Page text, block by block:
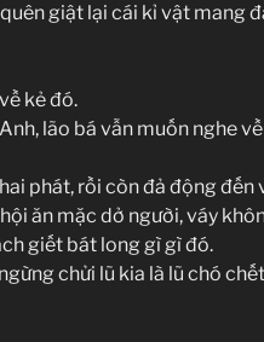
giật lại cái kỉ vật mang
kẻ đó.
lão bá vẫn muốn nghe
phát, rồi còn đả động đến
ăn mặc dở người, váy
giết bát long gì gì đó.
chửi lũ kia là lũ chó